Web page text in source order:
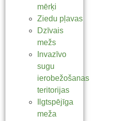
mērķi
Ziedu pļavas
Dzīvais
mežs
Invazīvo
sugu
ierobežošanas
teritorijas
Ilgtspējīga
meža